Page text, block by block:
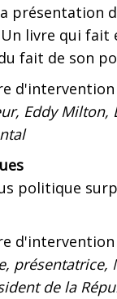
présentation
livre qui fait
fait de son
d'intervention
Eddy Milton,
politique
d'intervention
présentatrice,
de la